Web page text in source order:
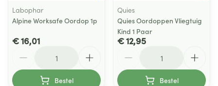
Labophar
Alpine Worksafe Oordop 1p
€ 16,01
Bestel
Quies
Quies Oordoppen Vliegtuig
Kind 1 Paar
€ 12,95
Bestel